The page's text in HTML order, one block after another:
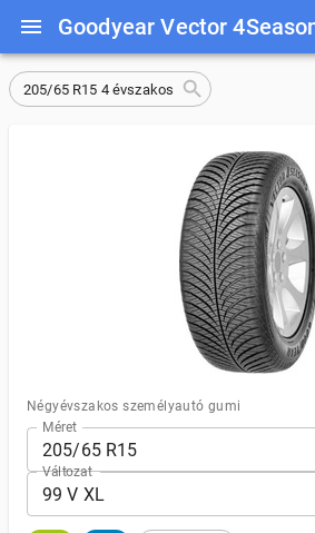
205/65 R15 4 évszakos
Négyévszakos személyautó gumi
Méret
205/65 R15
Változat
99 V XL